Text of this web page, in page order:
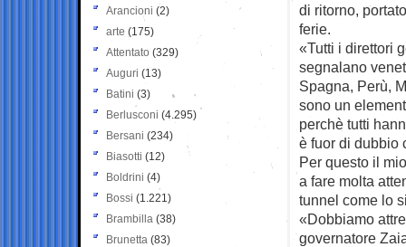
di ritorno,
ferie.
«Tutti i direttori
segnalano
Spagna, Perù,
sono un
perchè tutti
è fuor di dubbio
Per questo il
a fare molta
tunnel come lo
«Dobbiamo
governatore
Arancioni (2)
arte (175)
Attentato (329)
Auguri (13)
Batini (3)
Berlusconi (4.295)
Bersani (234)
Biasotti (12)
Boldrini (4)
Bossi (1.221)
Brambilla (38)
Brunetta (83)